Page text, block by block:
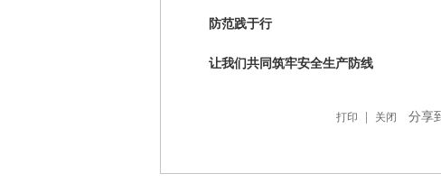
防范践于行
让我们共同筑牢安全生产防线
打印 关闭 分享